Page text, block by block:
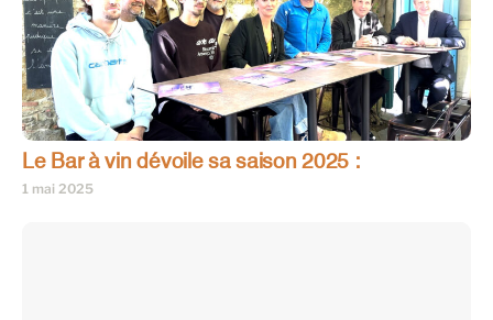
Le Bar à vin dévoile sa saison 2025 :
1 mai 2025